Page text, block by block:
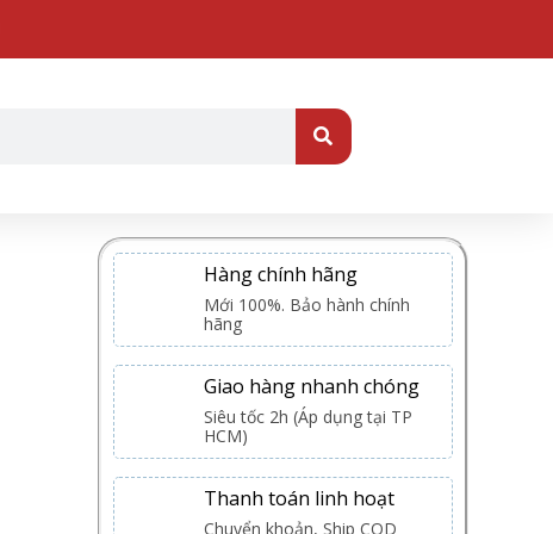
TÌM
KIẾM
Hàng chính hãng
Mới 100%. Bảo hành chính
hãng
Giao hàng nhanh chóng
Siêu tốc 2h (Áp dụng tại TP
HCM)
Thanh toán linh hoạt
Chuyển khoản, Ship COD